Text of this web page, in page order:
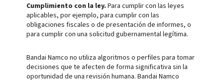
Cumplimiento con la ley. Para cumplir con las leyes
aplicables, por ejemplo, para cumplir con las
obligaciones fiscales o de presentación de informes, o
para cumplir con una solicitud gubernamental legítima.
Bandai Namco no utiliza algoritmos o perfiles para tomar
decisiones que te afecten de forma significativa sin la
oportunidad de una revisión humana. Bandai Namco